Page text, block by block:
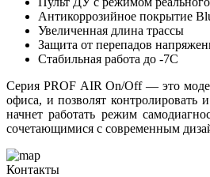
Антикоррозийное покрытие
Увеличенная длина трассы
Защита от перепадов
Стабильная работа до -7C
Серия PROF AIR On/Off — это
офиса, и позволят контролировать
начнет работать режим
сочетающимися с современным
Контакты